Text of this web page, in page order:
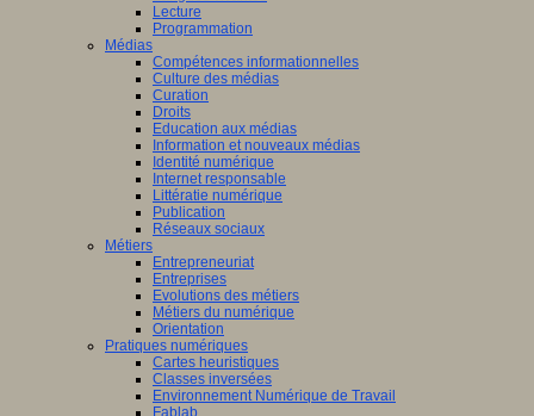
Lecture
Programmation
Médias
Compétences informationnelles
Culture des médias
Curation
Droits
Education aux médias
Information et nouveaux médias
Identité numérique
Internet responsable
Littératie numérique
Publication
Réseaux sociaux
Métiers
Entrepreneuriat
Entreprises
Evolutions des métiers
Métiers du numérique
Orientation
Pratiques numériques
Cartes heuristiques
Classes inversées
Environnement Numérique de Travail
Fablab